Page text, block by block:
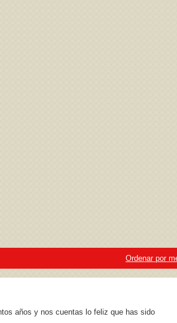
Ordenar por
años y nos cuentas lo feliz que has sido